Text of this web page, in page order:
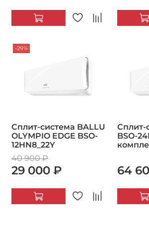
-29%
Сплит-система BALLU
OLYMPIO EDGE BSO-
12HN8_22Y
40 900 ₽
29 000 ₽
Сплит-
BSO-
64